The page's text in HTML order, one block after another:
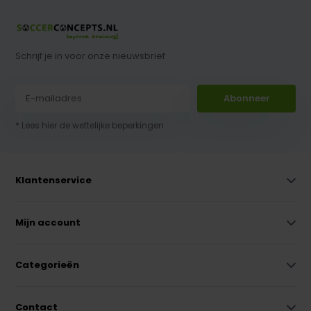
Schrijf je in voor onze nieuwsbrief
Abonneer
* Lees hier de wettelijke beperkingen
Klantenservice
Mijn account
Categorieën
Contact